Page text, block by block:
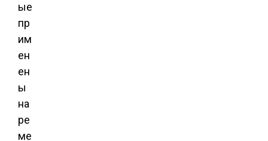
ые
пр
им
ен
ен
ы
на
ре
ме